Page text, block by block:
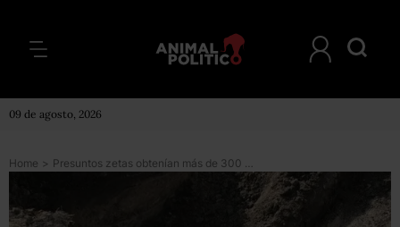
09 de agosto, 2026
Home > Presuntos zetas obtenían más de 300 mil pesos diarios por robar combustible